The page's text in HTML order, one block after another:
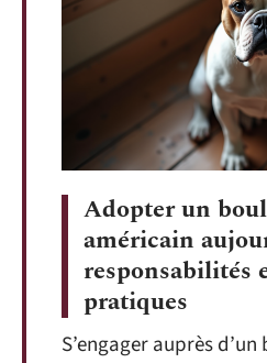
Adopter un
américain
responsabilités
pratiques
S’engager auprès